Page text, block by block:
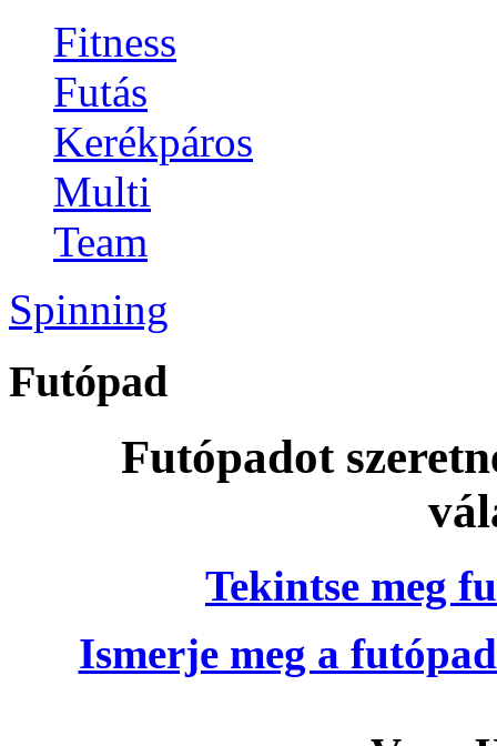
Fitness
Futás
Kerékpáros
Multi
Team
Spinning
Futópad
Futópadot
Tekintse meg
Ismerje meg a